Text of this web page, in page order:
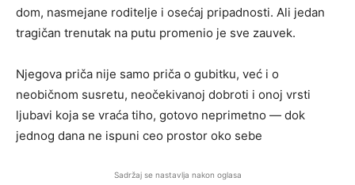
dom, nasmejane roditelje i osećaj pripadnosti. Ali jedan
tragičan trenutak na putu promenio je sve zauvek.
Njegova priča nije samo priča o gubitku, već i o
neobičnom susretu, neočekivanoj dobroti i onoj vrsti
ljubavi koja se vraća tiho, gotovo neprimetno — dok
jednog dana ne ispuni ceo prostor oko sebe
Sadržaj se nastavlja nakon oglasa